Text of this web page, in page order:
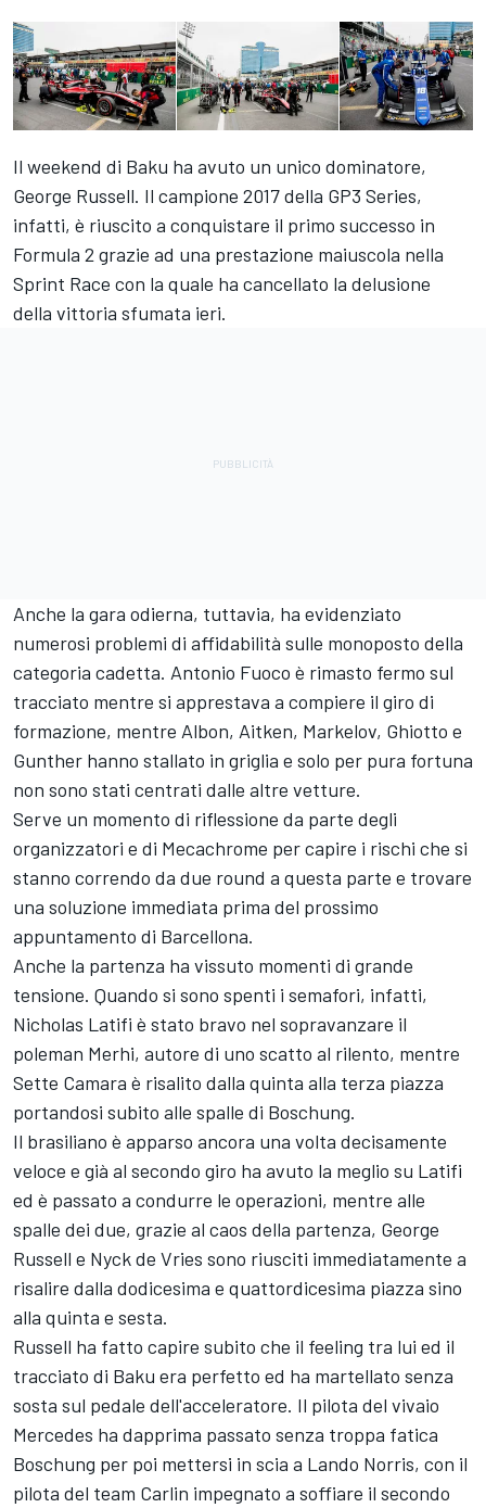
Il weekend di Baku ha avuto un unico dominatore,
George Russell. Il campione 2017 della GP3 Series,
infatti, è riuscito a conquistare il primo successo in
Formula 2 grazie ad una prestazione maiuscola nella
Sprint Race con la quale ha cancellato la delusione
della vittoria sfumata ieri.
Anche la gara odierna, tuttavia, ha evidenziato
numerosi problemi di affidabilità sulle monoposto della
categoria cadetta. Antonio Fuoco è rimasto fermo sul
tracciato mentre si apprestava a compiere il giro di
formazione, mentre Albon, Aitken, Markelov, Ghiotto e
Gunther hanno stallato in griglia e solo per pura fortuna
non sono stati centrati dalle altre vetture.
Serve un momento di riflessione da parte degli
organizzatori e di Mecachrome per capire i rischi che si
stanno correndo da due round a questa parte e trovare
una soluzione immediata prima del prossimo
appuntamento di Barcellona.
Anche la partenza ha vissuto momenti di grande
tensione. Quando si sono spenti i semafori, infatti,
Nicholas Latifi è stato bravo nel sopravanzare il
poleman Merhi, autore di uno scatto al rilento, mentre
Sette Camara è risalito dalla quinta alla terza piazza
portandosi subito alle spalle di Boschung.
Il brasiliano è apparso ancora una volta decisamente
veloce e già al secondo giro ha avuto la meglio su Latifi
ed è passato a condurre le operazioni, mentre alle
spalle dei due, grazie al caos della partenza, George
Russell e Nyck de Vries sono riusciti immediatamente a
risalire dalla dodicesima e quattordicesima piazza sino
alla quinta e sesta.
Russell ha fatto capire subito che il feeling tra lui ed il
tracciato di Baku era perfetto ed ha martellato senza
sosta sul pedale dell'acceleratore. Il pilota del vivaio
Mercedes ha dapprima passato senza troppa fatica
Boschung per poi mettersi in scia a Lando Norris, con il
pilota del team Carlin impegnato a soffiare il secondo